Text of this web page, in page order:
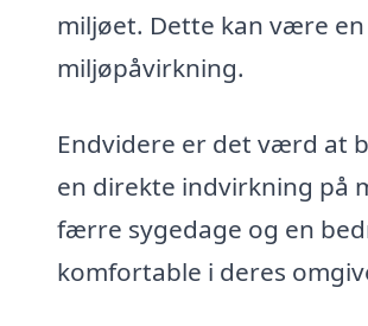
miljøet. Dette kan være
miljøpåvirkning.
Endvidere er det værd at
en direkte indvirkning på
færre sygedage og en
komfortable i deres